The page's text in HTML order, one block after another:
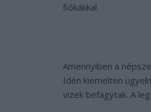
fiókákkal.
Amennyiben a
Idén kiemelten
vizek befagytak. A